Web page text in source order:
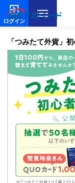
ログイン
「つみたて外貨」